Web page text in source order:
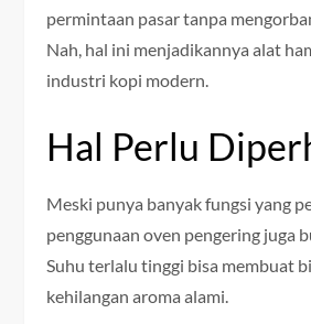
permintaan pasar tanpa
Nah, hal ini menjadikannya alat
industri kopi modern.
Hal Perlu
Meski punya banyak fungsi yang
penggunaan oven pengering juga
Suhu terlalu tinggi bisa membuat
kehilangan aroma alami.